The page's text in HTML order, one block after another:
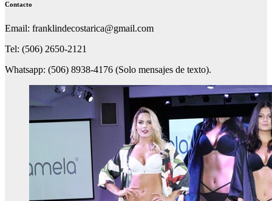
Contacto
Email: franklindecostarica@gmail.com
Tel: (506) 2650-2121
Whatsapp: (506) 8938-4176 (Solo mensajes de texto).